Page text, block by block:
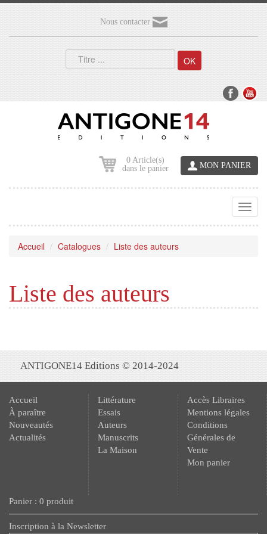
Nous contacter
OK
0 Article(s)
dans le panier
MON PANIER
Accueil Catalogues Liste des auteurs
Liste des auteurs
ANTIGONE14 Editions © 2014-2024
Accueil
À paraître
Nouveautés
Actualités
Littérature
Essais
Auteurs
Manuscrits
La Maison
Accès Libraires
Mentions légales
Conditions
Générales de
Vente
Mon panier
Panier : 0 produit
Inscription à la Newsletter